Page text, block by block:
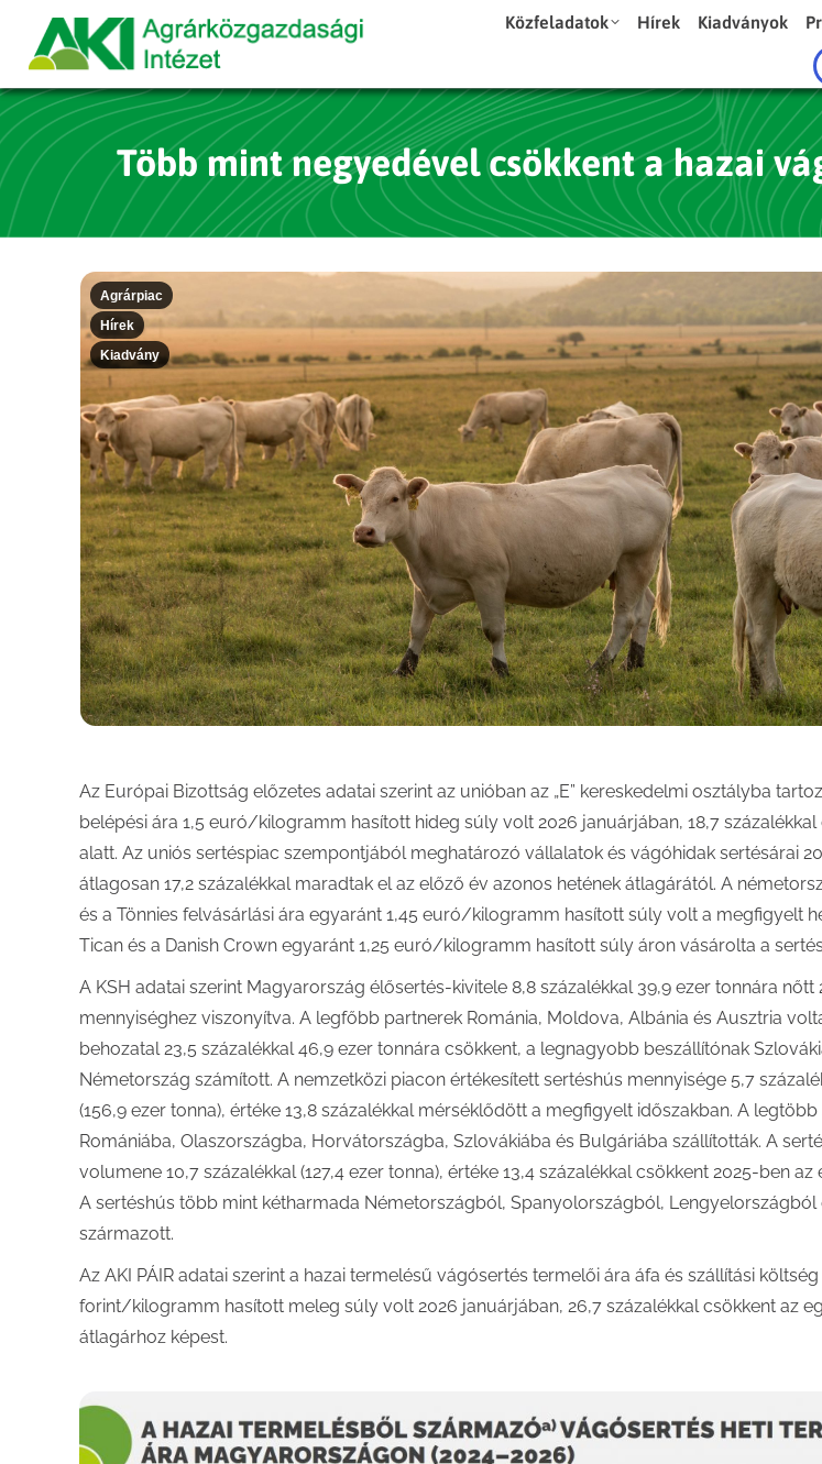
Közfeladatok Hírek Kiadványok
Több mint negyedével csökkent a hazai
Agrárpiac
Hírek
Kiadvány
Az Európai Bizottság előzetes adatai szerint az unióban az „E” kereskedelmi osztályba
belépési ára 1,5 euró/kilogramm hasított hideg súly volt 2026 januárjában, 18,7
alatt. Az uniós sertéspiac szempontjából meghatározó vállalatok és vágóhidak sertésárai
átlagosan 17,2 százalékkal maradtak el az előző év azonos hetének átlagárától. A
és a Tönnies felvásárlási ára egyaránt 1,45 euró/kilogramm hasított súly volt a megfigyelt
Tican és a Danish Crown egyaránt 1,25 euró/kilogramm hasított súly áron vásárolta a
A KSH adatai szerint Magyarország élősertés-kivitele 8,8 százalékkal 39,9 ezer tonnára nőtt
mennyiséghez viszonyítva. A legfőbb partnerek Románia, Moldova, Albánia és Ausztria
behozatal 23,5 százalékkal 46,9 ezer tonnára csökkent, a legnagyobb beszállítónak
Németország számított. A nemzetközi piacon értékesített sertéshús mennyisége 5,7
(156,9 ezer tonna), értéke 13,8 százalékkal mérséklődött a megfigyelt időszakban. A
Romániába, Olaszországba, Horvátországba, Szlovákiába és Bulgáriába szállították. A
volumene 10,7 százalékkal (127,4 ezer tonna), értéke 13,4 százalékkal csökkent 2025-ben az
A sertéshús több mint kétharmada Németországból, Spanyolországból, Lengyelországból
származott.
Az AKI PÁIR adatai szerint a hazai termelésű vágósertés termelői ára áfa és szállítási
forint/kilogramm hasított meleg súly volt 2026 januárjában, 26,7 százalékkal csökkent az
átlagárhoz képest.